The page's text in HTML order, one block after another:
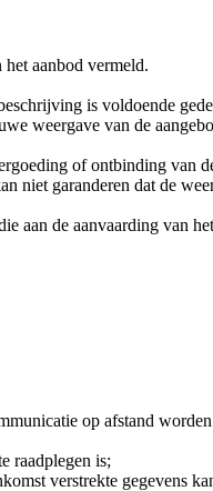
aanbod vermeld.
is voldoende
weergave van de
of ontbinding van
garanderen dat de
aan de aanvaarding van
op afstand
raadplegen is;
verstrekte gegevens